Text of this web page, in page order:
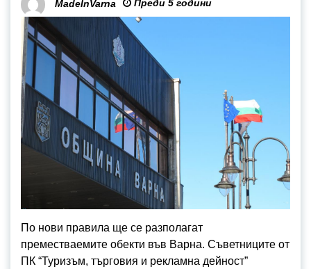
MadeInVarna Преди 5 години
По нови правила ще се разполагат
преместваемите обекти във Варна. Съветниците от
ПК “Туризъм, търговия и рекламна дейност”